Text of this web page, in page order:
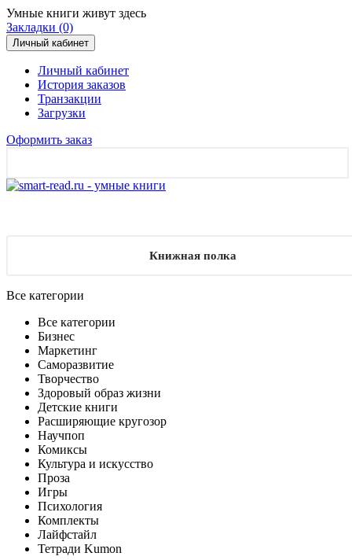
Умные книги живут здесь
Закладки (0)
Личный кабинет
Личный кабинет
История заказов
Транзакции
Загрузки
Оформить заказ
Книжная полка
Все категории
Все категории
Бизнес
Маркетинг
Саморазвитие
Творчество
Здоровый образ жизни
Детские книги
Расширяющие кругозор
Научпоп
Комиксы
Культура и искусство
Проза
Игры
Психология
Комплекты
Лайфстайл
Тетради Kumon